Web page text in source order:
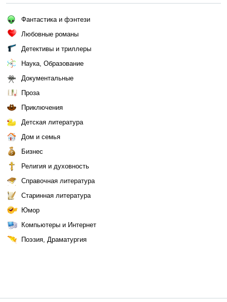
Фантастика и фэнтези
Любовные романы
Детективы и триллеры
Наука, Образование
Документальные
Проза
Приключения
Детская литература
Дом и семья
Бизнес
Религия и духовность
Справочная литература
Старинная литература
Юмор
Компьютеры и Интернет
Поэзия, Драматургия